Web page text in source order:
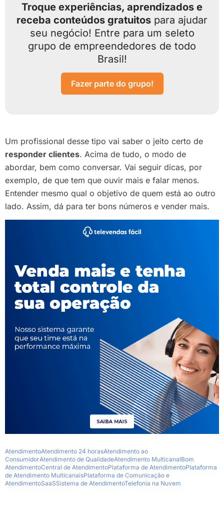
Troque experiências, aprendizados e
receba conteúdos gratuitos para ajudar
seu negócio! Entre para um seleto
grupo de empreendedores de todo
Brasil!
Fazer parte do grupo!
Um profissional desse tipo vai saber o jeito certo de
responder clientes. Acima de tudo, o modo de
abordar, bem como conversar. Vai seguir dicas, por
exemplo, de que tem que ouvir mais e falar menos.
Entender mesmo qual o objetivo de quem está ao outro
lado. Assim, dá para ter bons números e vender mais.
AtendimentoAtendimento 24 horasAtendimento ao
ConsumidorAtendimento de QualidadeAtendimento MulticanalBom
AtendimentoCentral de AtendimentoPlataforma de AtendimentoPlataforma
de Atendimento MulticanaisPlataforma de Comunicação e
AtendimentoSaaSSistema de AtendimentoTelefonia na Nuvem